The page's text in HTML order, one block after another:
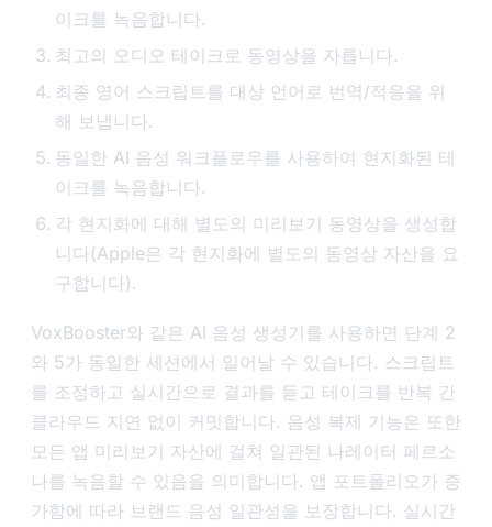
이크를 녹음합니다.
최고의 오디오 테이크로 동영상을 자릅니다.
최종 영어 스크립트를 대상 언어로 번역/적응을 위
해 보냅니다.
동일한 AI 음성 워크플로우를 사용하여 현지화된 테
이크를 녹음합니다.
각 현지화에 대해 별도의 미리보기 동영상을 생성합
니다(Apple은 각 현지화에 별도의 동영상 자산을 요
구합니다).
VoxBooster와 같은 AI 음성 생성기를 사용하면 단계 2
와 5가 동일한 세션에서 일어날 수 있습니다. 스크립트
를 조정하고 실시간으로 결과를 듣고 테이크를 반복 간
클라우드 지연 없이 커밋합니다. 음성 복제 기능은 또한
모든 앱 미리보기 자산에 걸쳐 일관된 나레이터 페르소
나를 녹음할 수 있음을 의미합니다. 앱 포트폴리오가 증
가함에 따라 브랜드 음성 일관성을 보장합니다. 실시간